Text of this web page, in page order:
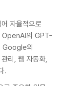
자율적으로
OpenAI의 GPT-
Google의
리, 웹 자동화,
.